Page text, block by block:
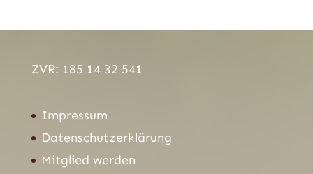
ZVR: 185 14 32 541
Impressum
Datenschutzerklärung
Mitglied werden